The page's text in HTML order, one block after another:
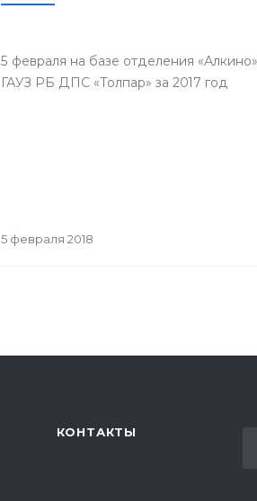
5 февраля на базе отделения
ГАУЗ РБ ДПС «Толпар» за 2017 год
5 февраля 2018
КОНТАКТЫ